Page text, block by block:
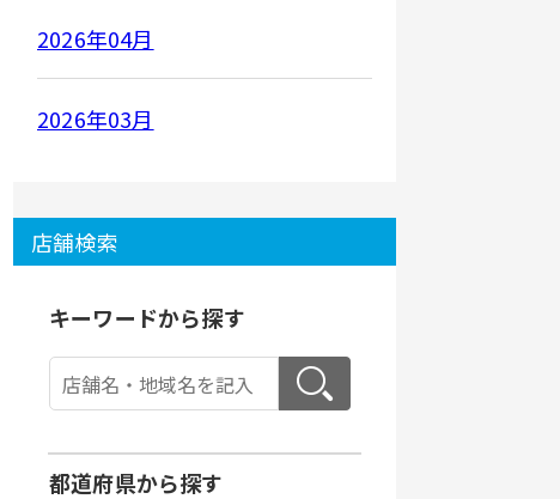
2026年04月
2026年03月
店舗検索
キーワードから探す
都道府県から探す